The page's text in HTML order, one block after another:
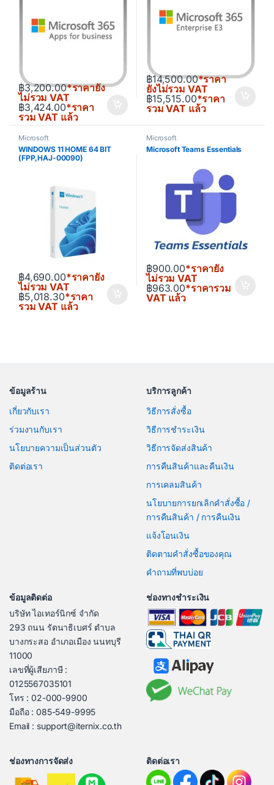
฿3,200.00*ราคายัง
ไม่รวม VAT
฿3,424.00*ราคา
รวม VAT แล้ว
฿14,500.00*ราคา
ยังไม่รวม VAT
฿15,515.00*ราคา
รวม VAT แล้ว
Microsoft
WINDOWS 11 HOME 64 BIT
(FPP,HAJ-00090)
฿4,690.00*ราคายัง
ไม่รวม VAT
฿5,018.30*ราคา
รวม VAT แล้ว
Microsoft
Microsoft Teams Essentials
฿900.00*ราคายัง
ไม่รวม VAT
฿963.00*ราคารวม
VAT แล้ว
ข้อมูลร้าน
เกี่ยวกับเรา
ร่วมงานกับเรา
นโยบายความเป็นส่วนตัว
ติดต่อเรา
บริการลูกค้า
วิธีการสั่งซื้อ
วิธีการชำระเงิน
วิธีการจัดส่งสินค้า
การคืนสินค้าและคืนเงิน
การเคลมสินค้า
นโยบายการยกเลิกคำสั่งซื้อ /
การคืนสินค้า / การคืนเงิน
แจ้งโอนเงิน
ติดตามคำสั่งซื้อของคุณ
คำถามที่พบบ่อย
ข้อมูลติดต่อ
บริษัท ไอเทอร์นิกซ์ จำกัด
293 ถนน รัตนาธิเบศร์ ตำบล
บางกระสอ อำเภอเมือง นนทบุรี
11000
เลขที่ผู้เสียภาษี :
0125567035101
โทร : 02-000-9900
มือถือ : 085-549-9995
Email : support@iternix.co.th
ช่องทางชำระเงิน
ช่องทางการจัดส่ง ติดต่อเรา